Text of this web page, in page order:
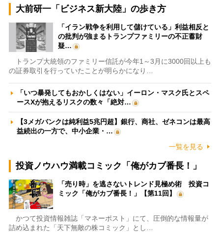
大前研一「ビジネス新大陸」の歩き方
「イラン戦争を利用して儲けている」利益相反と
の批判が強まるトランプファミリーの不正蓄財
疑…
トランプ大統領のファミリー信託が今年1～3月に3000回以上も
の証券取引を行っていたことが明らかになり…
「いつ暴発してもおかしくはない」イーロン・マスク氏とスペ
ースXが抱えるリスクの数々「絶対…
【3メガバンクは純利益5兆円超】銀行、商社、ゼネコンは最高
益続出の一方で、中小企業・…
一覧を見る
投資ノウハウ満載コミック「俺がカブ番長！」
「売り時」を逃さないトレンド見極め術 投資コ
ミック「俺がカブ番長！」【第11回】
かつて投資情報雑誌「マネーポスト」にて、圧倒的な情報量が
詰め込まれた「天下無敵の株コミック」とし…